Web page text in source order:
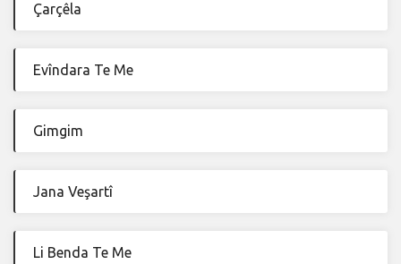
Çarçêla
Evîndara Te Me
Gimgim
Jana Veşartî
Li Benda Te Me